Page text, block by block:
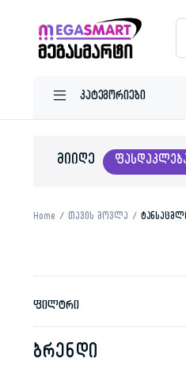
ᲛᲘᲘᲦᲔ
Home თავის მოვლა
ფილტრი
ბრენდი